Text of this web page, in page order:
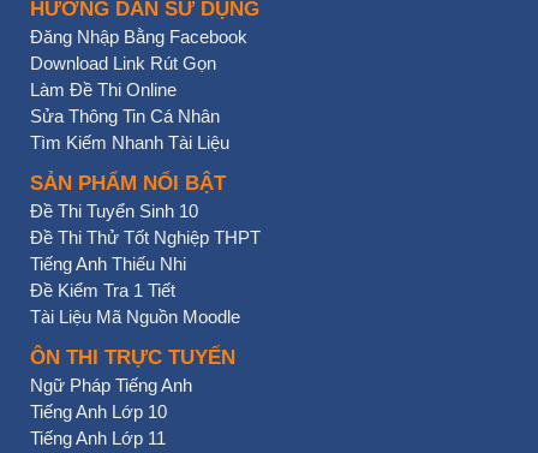
HƯỚNG DẪN SỬ DỤNG
Đăng Nhập Bằng Facebook
Download Link Rút Gọn
Làm Đề Thi Online
Sửa Thông Tin Cá Nhân
Tìm Kiếm Nhanh Tài Liệu
SẢN PHẨM NỔI BẬT
Đề Thi Tuyển Sinh 10
Đề Thi Thử Tốt Nghiệp THPT
Tiếng Anh Thiếu Nhi
Đề Kiểm Tra 1 Tiết
Tài Liệu Mã Nguồn Moodle
ÔN THI TRỰC TUYẾN
Ngữ Pháp Tiếng Anh
Tiếng Anh Lớp 10
Tiếng Anh Lớp 11